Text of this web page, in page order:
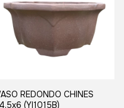
REDONDO CHINES
(YI1015B)